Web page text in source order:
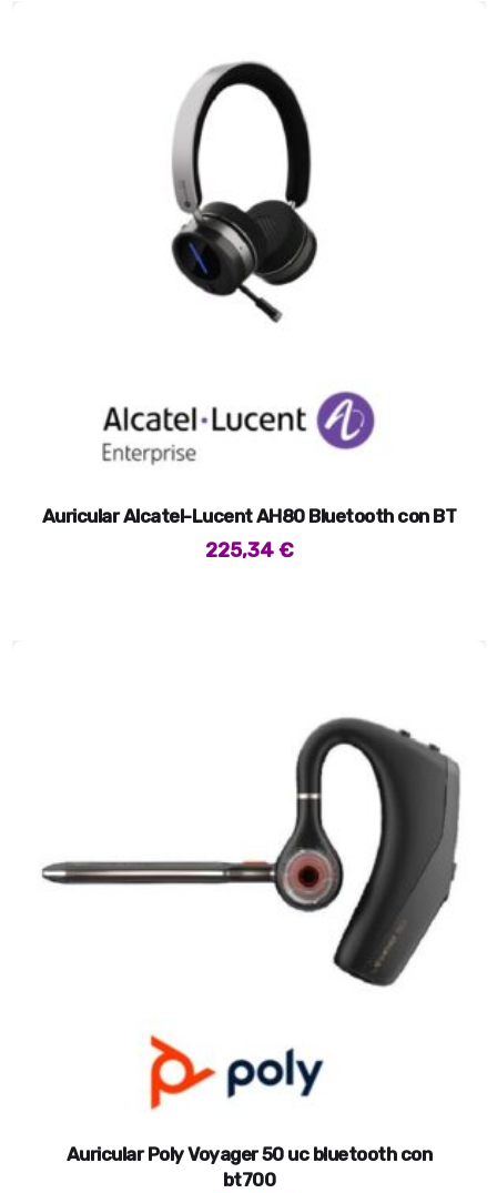
Auricular Alcatel-Lucent AH80 Bluetooth con BT
225,34€
Auricular Poly Voyager 50 uc bluetooth con
bt700